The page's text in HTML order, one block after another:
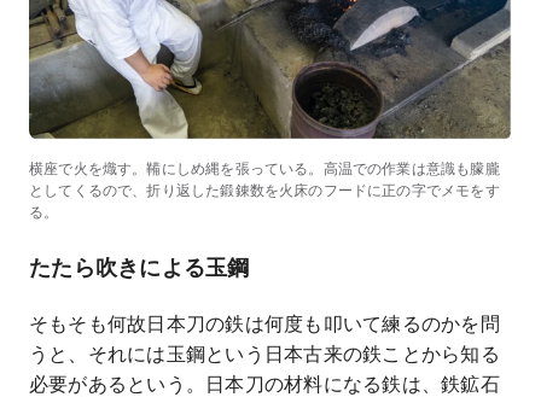
横座で火を熾す。鞴にしめ縄を張っている。高温での作業は意識も朦朧
としてくるので、折り返した鍛錬数を火床のフードに正の字でメモをす
る。
たたら吹きによる玉鋼
そもそも何故日本刀の鉄は何度も叩いて練るのかを問
うと、それには玉鋼という日本古来の鉄ことから知る
必要があるという。日本刀の材料になる鉄は、鉄鉱石